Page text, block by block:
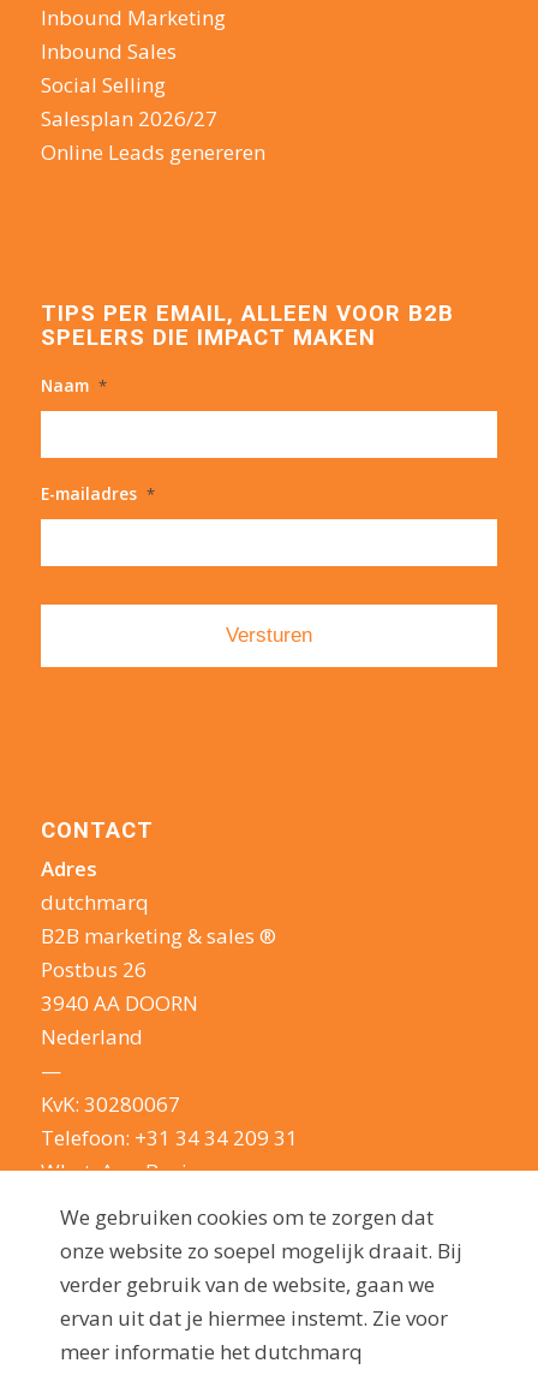
Inbound Marketing
Inbound Sales
Social Selling
Salesplan 2026/27
Online Leads genereren
TIPS PER EMAIL, ALLEEN VOOR B2B
SPELERS DIE IMPACT MAKEN
Naam *
E-mailadres *
CONTACT
Adres
dutchmarq
B2B marketing & sales ®
Postbus 26
3940 AA DOORN
Nederland
—
KvK: 30280067
Telefoon: +31 34 34 209 31
WhatsApp Business
E-mail:
info@dutchmarq.nl
We houden van een geintje. Maar nemen je
privacy erg serieus: lees hier onze
privacyverklaring
We gebruiken cookies om te zorgen dat
onze website zo soepel mogelijk draait. Bij
verder gebruik van de website, gaan we
ervan uit dat je hiermee instemt. Zie voor
meer informatie het dutchmarq